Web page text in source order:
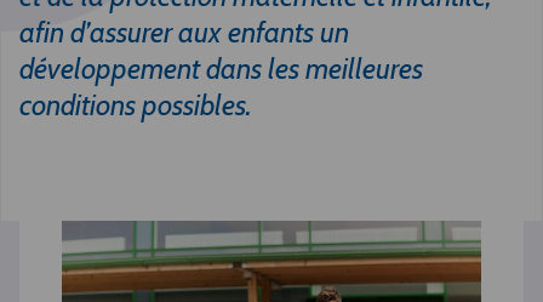
afin d’assurer aux enfants un
développement dans les meilleures
conditions possibles.